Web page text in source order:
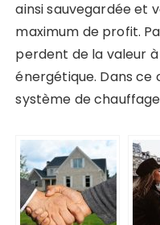
ainsi sauvegardée et
maximum de profit.
perdent de la valeur
énergétique. Dans ce
système de